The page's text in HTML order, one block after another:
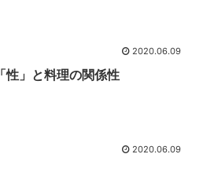
2020.06.09
「性」と料理の関係性
2020.06.09